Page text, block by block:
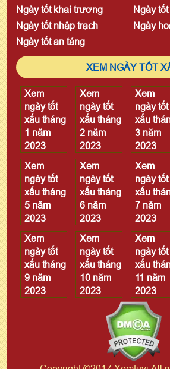
Ngày tốt khai trương
Ngày
Ngày tốt nhập trạch
Ngày
Ngày tốt an táng
XEM NGÀY TỐT
Xem
ngày tốt
xấu tháng
1 năm
2023
Xem
ngày tốt
xấu tháng
2 năm
2023
Xem
ngày tốt
xấu
3 năm
2023
Xem
ngày tốt
xấu tháng
5 năm
2023
Xem
ngày tốt
xấu tháng
6 năm
2023
Xem
ngày tốt
xấu
7 năm
2023
Xem
ngày tốt
xấu tháng
9 năm
2023
Xem
ngày tốt
xấu tháng
10 năm
2023
Xem
ngày tốt
xấu
11 năm
2023